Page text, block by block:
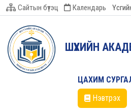
Сайтын бүтэц Календарь
ШҮҮХИЙН
ЦАХИМ
Нэвтрэх